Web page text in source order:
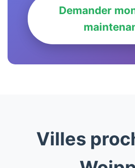
Demander
Villes